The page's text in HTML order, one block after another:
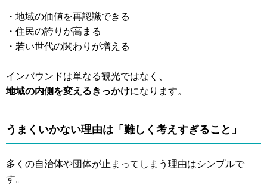
・地域の価値を再認識できる
・住民の誇りが高まる
・若い世代の関わりが増える
インバウンドは単なる観光ではなく、
地域の内側を変えるきっかけになります。
うまくいかない理由は「難しく考えすぎること」
多くの自治体や団体が止まってしまう理由はシンプルで
す。